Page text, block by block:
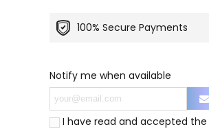
100% Secure Payments
Notify me when available
I have read and accepted the